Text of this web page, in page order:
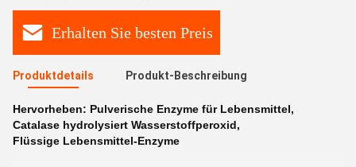
Erhalten Sie besten Preis
Produktdetails Produkt-Beschreibung
Hervorheben: Pulverische Enzyme für Lebensmittel,
Catalase hydrolysiert Wasserstoffperoxid,
Flüssige Lebensmittel-Enzyme